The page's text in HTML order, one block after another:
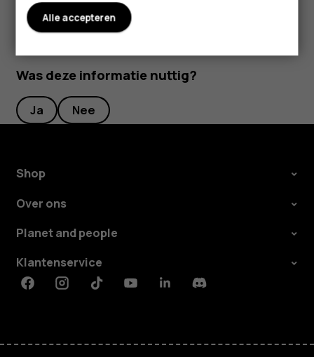
Was deze informatie nuttig?
Ja Nee
Shop
Over ons
Planet and people
Klantenservice
FacebookInstagramTiktokYoutubeLinkedinDiscord
Alle accepteren